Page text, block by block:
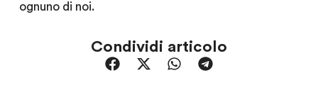
ognuno di noi.
Condividi articolo